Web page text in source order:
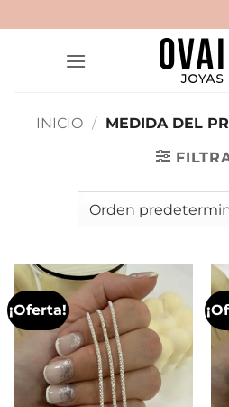
al
contenido
INICIO / MEDIDA DEL
¡Oferta!